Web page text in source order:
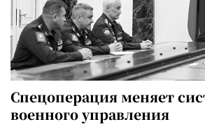
Спецоперация меняет
военного управления